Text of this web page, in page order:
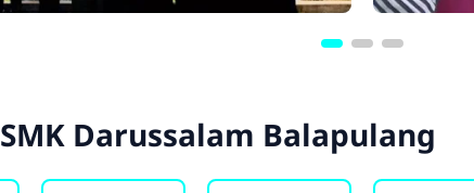
SMK Darussalam Balapulang